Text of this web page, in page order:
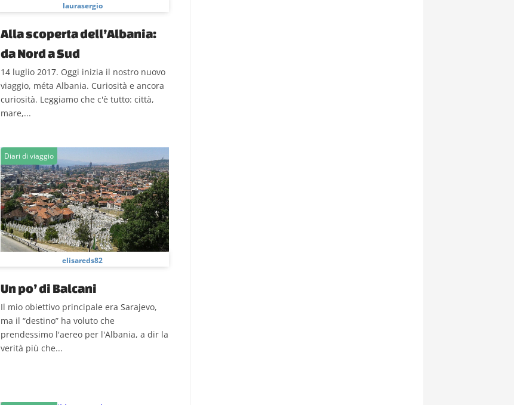
laurasergio
Alla scoperta dell’Albania:
da Nord a Sud
14 luglio 2017. Oggi inizia il nostro nuovo
viaggio, méta Albania. Curiosità e ancora
curiosità. Leggiamo che c'è tutto: città,
mare,...
Diari di viaggio
elisareds82
Un po’ di Balcani
Il mio obiettivo principale era Sarajevo,
ma il “destino” ha voluto che
prendessimo l'aereo per l'Albania, a dir la
verità più che...